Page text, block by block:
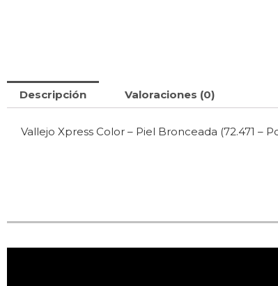
Descripción Valoraciones (0)
Vallejo Xpress Color – Piel Bronceada (72.471 –